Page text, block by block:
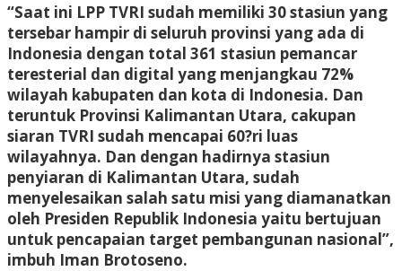
“Saat ini LPP TVRI sudah memiliki 30 stasiun yang
tersebar hampir di seluruh provinsi yang ada di
Indonesia dengan total 361 stasiun pemancar
teresterial dan digital yang menjangkau 72%
wilayah kabupaten dan kota di Indonesia. Dan
teruntuk Provinsi Kalimantan Utara, cakupan
siaran TVRI sudah mencapai 60?ri luas
wilayahnya. Dan dengan hadirnya stasiun
penyiaran di Kalimantan Utara, sudah
menyelesaikan salah satu misi yang diamanatkan
oleh Presiden Republik Indonesia yaitu bertujuan
untuk pencapaian target pembangunan nasional”,
imbuh Iman Brotoseno.